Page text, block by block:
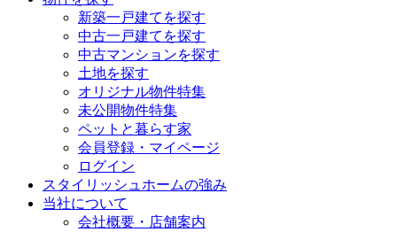
新築一戸建てを探す
中古一戸建てを探す
中古マンションを探す
土地を探す
オリジナル物件特集
未公開物件特集
ペットと暮らす家
会員登録・マイページ
ログイン
スタイリッシュホームの強み
当社について
会社概要・店舗案内